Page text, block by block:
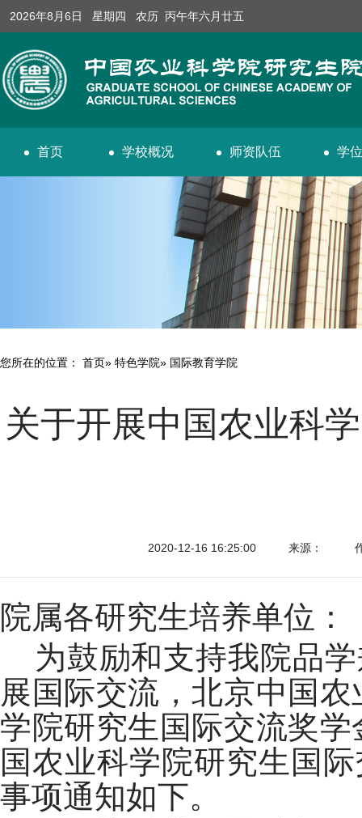
2026年8月6日 星期四 农历 丙午年六月廿五
首页 学校概况 师资队伍 学
您所在的位置： 首页» 特色学院» 国际教育学院
关于开展中国农业科
2020-12-16 16:25:00 来源：
院属各研究生培养单位：
为鼓励和支持我院品
展国际交流，北京中国
学院研究生国际交流奖
国农业科学院研究生国
事项通知如下。